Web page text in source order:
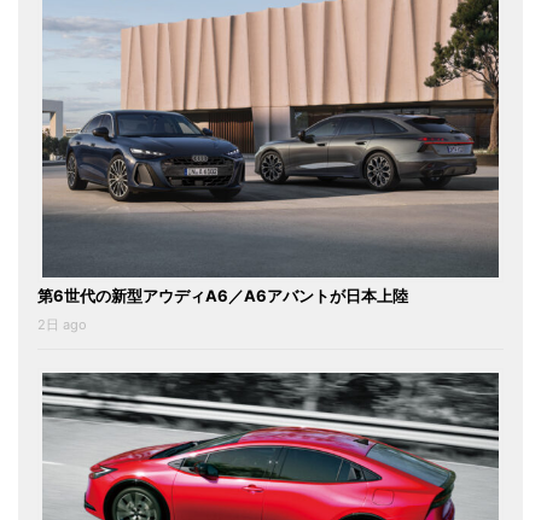
第6世代の新型アウディA6／A6アバントが日本上陸
2日 ago